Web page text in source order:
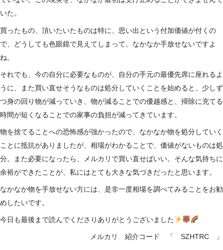
いた。
買ったもの、頂いたいたものは特に、思い出という付加価値が付くの
で、どうしても色眼鏡で見えてしまって、なかなか手放せないですよ
ね。
それでも、今の自分に必要なものが、自分の手元の最優先席に座れるよ
うに、また買い直せそうなものは処分していくことを始めると、少しず
つ身の回り物が減っていき、物が減ることでの優越感と、掃除に充てる
時間が短くなることでの家事の負担が減ってきています。
物を捨てることへの恐怖感が強かったので、なかなか物を処分していく
ことに抵抗がありましたが、相場がわかることで、価値がないものは処
分。また必要になったら、メルカリで買い直せばいい。そんな気持ちに
余裕ができたことが、私にはとても大きな気づきだったと思います。
なかなか物を手放せない方には、是非一度相場を調べてみることをお勧
めしたいです。
今日も最後まで読んでくださりありがとうございました
メルカリ 紹介コード 「 SZHTRC 」